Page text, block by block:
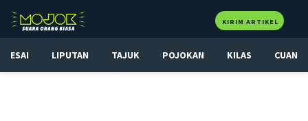
KIRIM ARTIKEL
ESAI LIPUTAN TAJUK POJOKAN KILAS CUAN